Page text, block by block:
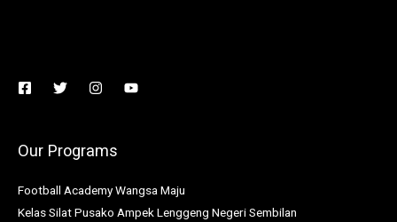
Our Programs
Football Academy Wangsa Maju
Kelas Silat Pusako Ampek Lenggeng Negeri Sembilan